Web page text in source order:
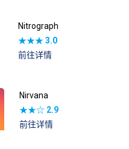
Nitrograph
★★★3.0
前往详情
Nirvana
★★☆ 2.9
前往详情